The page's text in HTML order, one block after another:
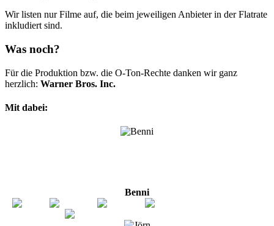
Wir listen nur Filme auf, die beim jeweiligen Anbieter in der Flatrate
inkludiert sind.
Was noch?
Für die Produktion bzw. die O-Ton-Rechte danken wir ganz
herzlich: Warner Bros. Inc.
Mit dabei:
Benni